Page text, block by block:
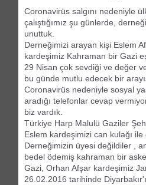
Coronavirüs salgını nedeniyle
çalıştığımız şu günlerde,
unuttuk.
Derneğimizi arayan kişi Eslem
kardeşimiz Kahraman bir Gazi
29 Nisan çok sevdiği ve değer
bu günde mutlu edecek bir
Coronavirüs nedeniyle sosyal
aradığı telefonlar cevap
biz vardık.
Türkiye Harp Malulü Gaziler
Eslem kardeşimizi can kulağı ile
Derneğimizin üyesi değildiler ,
bedel ödemiş kahraman bir
Gazi, Orhan Afşar kardeşimiz
26.02.2016 tarihinde